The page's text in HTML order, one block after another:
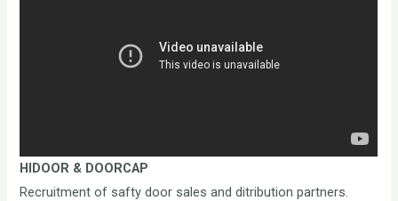
HIDOOR & DOORCAP
Recruitment of safty door sales and ditribution partners.